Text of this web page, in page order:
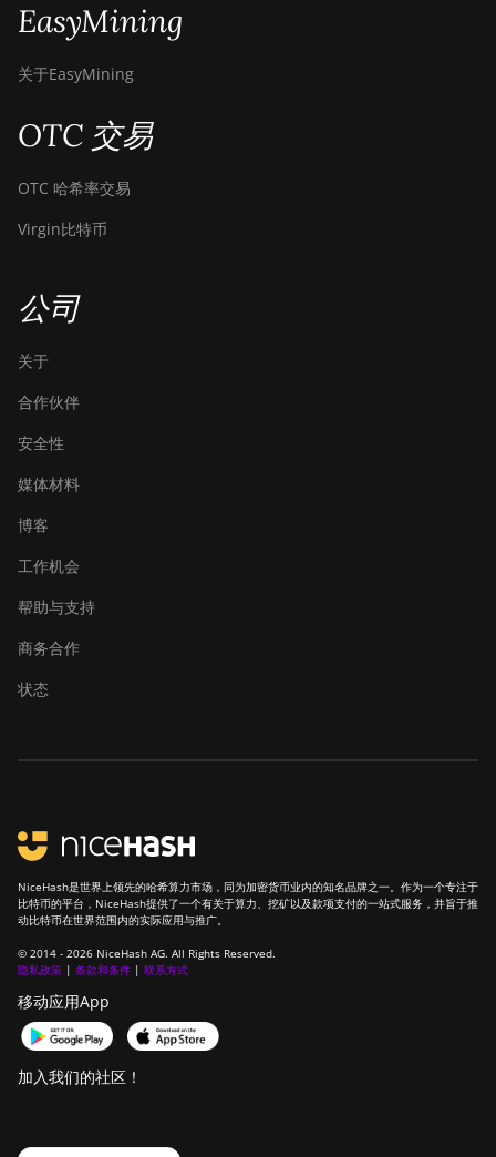
EasyMining
关于EasyMining
OTC 交易
OTC 哈希率交易
Virgin比特币
公司
关于
合作伙伴
安全性
媒体材料
博客
工作机会
帮助与支持
商务合作
状态
NiceHash是世界上领先的哈希算力市场，同为加密货币业内的知名品牌之一。作为一个专注于
比特币的平台，NiceHash提供了一个有关于算力、挖矿以及款项支付的一站式服务，并旨于推
动比特币在世界范围内的实际应用与推广。
© 2014 - 2026 NiceHash AG. All Rights Reserved.
隐私政策 | 条款和条件 | 联系方式
移动应用App
加入我们的社区！